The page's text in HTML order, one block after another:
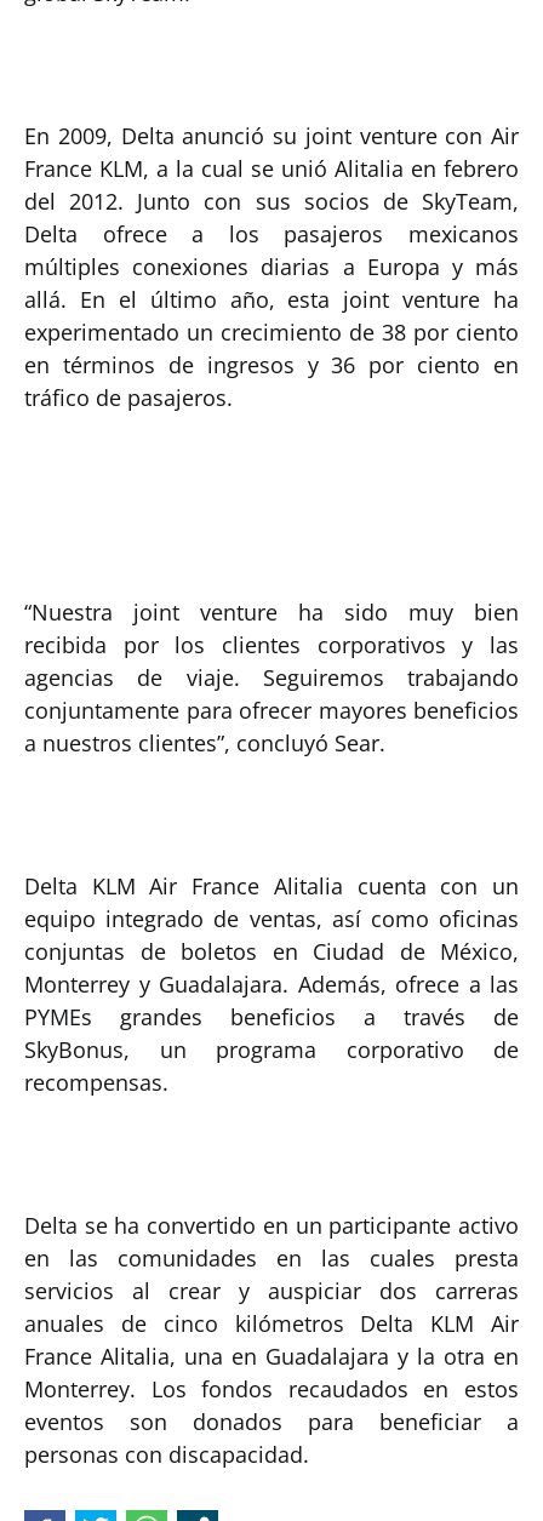
En 2009, Delta anunció su joint venture con Air
France KLM, a la cual se unió Alitalia en febrero
del 2012. Junto con sus socios de SkyTeam,
Delta ofrece a los pasajeros mexicanos
múltiples conexiones diarias a Europa y más
allá. En el último año, esta joint venture ha
experimentado un crecimiento de 38 por ciento
en términos de ingresos y 36 por ciento en
tráfico de pasajeros.
“Nuestra joint venture ha sido muy bien
recibida por los clientes corporativos y las
agencias de viaje. Seguiremos trabajando
conjuntamente para ofrecer mayores beneficios
a nuestros clientes”, concluyó Sear.
Delta KLM Air France Alitalia cuenta con un
equipo integrado de ventas, así como oficinas
conjuntas de boletos en Ciudad de México,
Monterrey y Guadalajara. Además, ofrece a las
PYMEs grandes beneficios a través de
SkyBonus, un programa corporativo de
recompensas.
Delta se ha convertido en un participante activo
en las comunidades en las cuales presta
servicios al crear y auspiciar dos carreras
anuales de cinco kilómetros Delta KLM Air
France Alitalia, una en Guadalajara y la otra en
Monterrey. Los fondos recaudados en estos
eventos son donados para beneficiar a
personas con discapacidad.